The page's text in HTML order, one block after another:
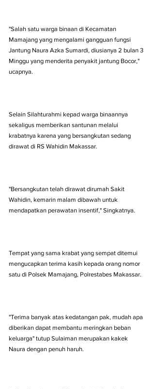
"Salah satu warga binaan di Kecamatan
Mamajang yang mengalami gangguan fungsi
Jantung Naura Azka Sumardi, diusianya 2 bulan 3
Minggu yang menderita penyakit jantung Bocor,"
ucapnya.
Selain Silahturahmi kepad warga binaannya
sekaligus memberikan santunan melalui
krabatnya karena yang bersangkutan sedang
dirawat di RS Wahidin Makassar.
"Bersangkutan telah dirawat dirumah Sakit
Wahidin, kemarin malam dibawah untuk
mendapatkan perawatan insentif," Singkatnya.
Tempat yang sama krabat yang sempat ditemui
mengucapkan terima kasih kepada orang nomor
satu di Polsek Mamajang, Polrestabes Makassar.
"Terima banyak atas kedatangan pak, mudah apa
diberikan dapat membantu meringkan beban
keluarga" tutup Sulaiman merupakan kakek
Naura dengan penuh haruh.